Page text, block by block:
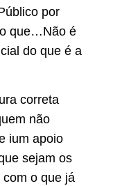
por
que…Não é
do que é a
correta
não
ium apoio
sejam os
o que já